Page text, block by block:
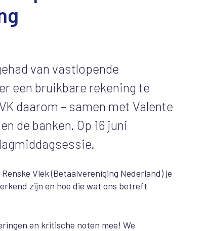
van vastlopende
een bruikbare rekening te
daarom – samen met Valente
de banken. Op 16 juni
Vlek (Betaalvereniging Nederland) je
zijn en hoe die wat ons betreft
en kritische noten mee! We